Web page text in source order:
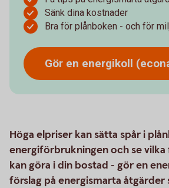
Sänk dina kostnader
Bra för plånboken - och för
Gör en energikoll
Höga elpriser kan sätta spår i
energiförbrukningen och se
kan göra i din bostad - gör en
förslag på energismarta åtgärder